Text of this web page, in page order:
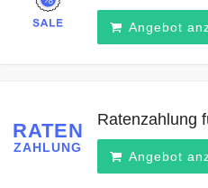
Angebot
RATEN
ZAHLUNG
Ratenzahlung
Angebot